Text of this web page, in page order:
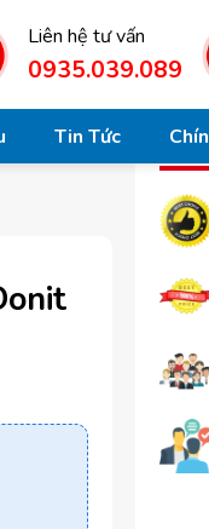
Liên hệ tư vấn
0935.039.089
Tin Tức